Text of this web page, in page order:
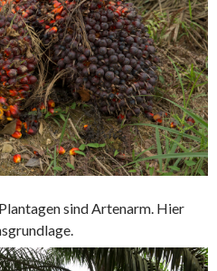
sind Artenarm. Hier